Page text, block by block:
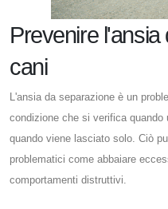
Prevenire
cani
L'ansia da separazione è un
condizione che si verifica
quando viene lasciato solo. Ciò
problematici come abbaiare
comportamenti distruttivi.